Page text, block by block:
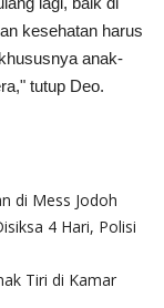
kesehatan harus
anak-
tutup Deo.
di Mess Jodoh
4 Hari, Polisi
Tiri di Kamar